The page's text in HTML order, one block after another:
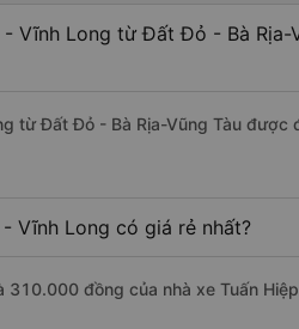
Vĩnh Long từ Đất Đỏ - Bà Rịa-
từ Đất Đỏ - Bà Rịa-Vũng Tàu được
Vĩnh Long có giá rẻ nhất?
310.000 đồng của nhà xe Tuấn